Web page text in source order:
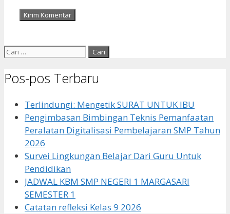
Cari
Pos-pos Terbaru
Terlindungi: Mengetik SURAT UNTUK IBU
Pengimbasan Bimbingan Teknis Pemanfaatan
Peralatan Digitalisasi Pembelajaran SMP Tahun
2026
Survei Lingkungan Belajar Dari Guru Untuk
Pendidikan
JADWAL KBM SMP NEGERI 1 MARGASARI
SEMESTER 1
Catatan refleksi Kelas 9 2026